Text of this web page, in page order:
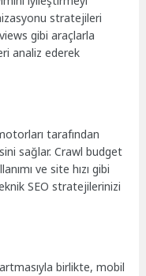
stratejileri
gibi araçlarla
analiz ederek
tarafından
sağlar. Crawl budget
ve site hızı gibi
SEO stratejilerinizi
birlikte, mobil